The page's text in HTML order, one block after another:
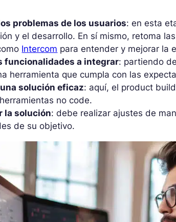
problemas de los usuarios: en esta
y el desarrollo. En sí mismo, retoma
Intercom para entender y mejorar la
funcionalidades a integrar: partiendo
herramienta que cumpla con las
solución eficaz: aquí, el product
no code.
la solución: debe realizar ajustes de
de su objetivo.